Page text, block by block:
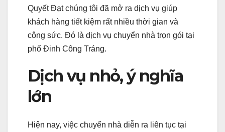
Quyết Đạt chúng tôi đã mở ra dịch vụ giúp
khách hàng tiết kiệm rất nhiều thời gian và
công sức. Đó là dịch vụ chuyển nhà trọn gói tại
phố Đinh Công Tráng.
Dịch vụ nhỏ, ý nghĩa
lớn
Hiện nay, việc chuyển nhà diễn ra liên tục tại